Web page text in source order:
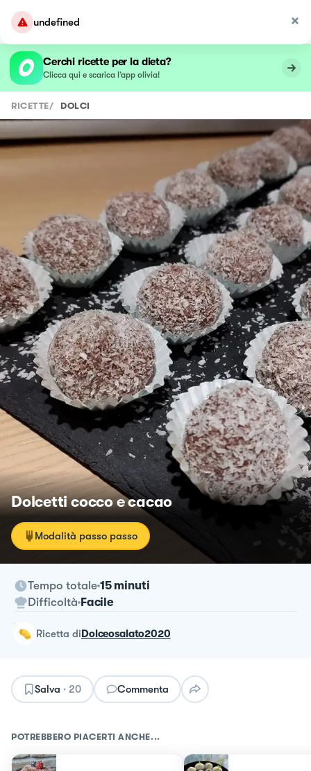
undefined
Cerchi ricette per la dieta?
Clicca qui e scarica l’app olivia!
RICETTE/ DOLCI
Dolcetti cocco e cacao
Modalità passo passo
Tempo totale 15 minuti
Difficoltà Facile
ricetta diDolceosalato2020
Salva · 20 Commenta
POTREBBERO PIACERTI ANCHE...